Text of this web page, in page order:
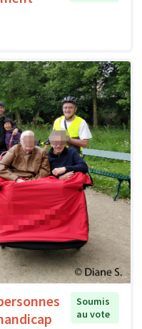
Soumis
au vote